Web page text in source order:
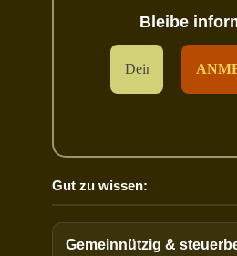
Bleibe
Gut zu wissen:
Gemeinnützig &